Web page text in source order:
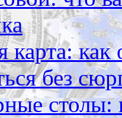
карта:
без
столы: